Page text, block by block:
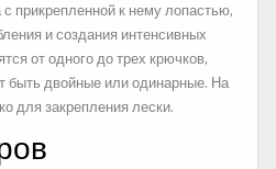
с прикрепленной к нему лопастью,
и создания интенсивных
от одного до трех крючков,
быть двойные или одинарные. На
для закрепления лески.